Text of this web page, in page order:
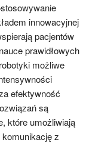
innowacyjnej
pacjentów
prawidłowych
możliwe
efektywność
są
które umożliwiają
z